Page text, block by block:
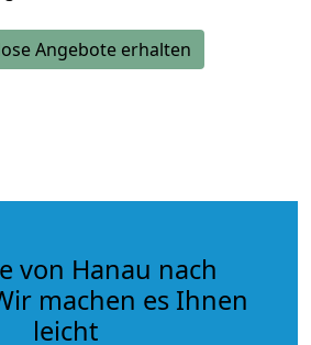
Angebote erhalten
von Hanau nach
machen es Ihnen
leicht